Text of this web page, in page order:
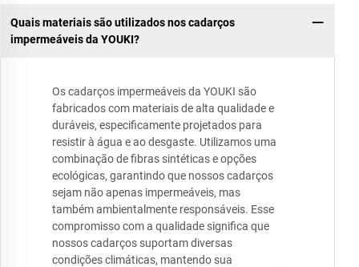
Quais materiais são utilizados nos cadarços
impermeáveis da YOUKI?
Os cadarços impermeáveis da YOUKI são
fabricados com materiais de alta qualidade e
duráveis, especificamente projetados para
resistir à água e ao desgaste. Utilizamos uma
combinação de fibras sintéticas e opções
ecológicas, garantindo que nossos cadarços
sejam não apenas impermeáveis, mas
também ambientalmente responsáveis. Esse
compromisso com a qualidade significa que
nossos cadarços suportam diversas
condições climáticas, mantendo sua